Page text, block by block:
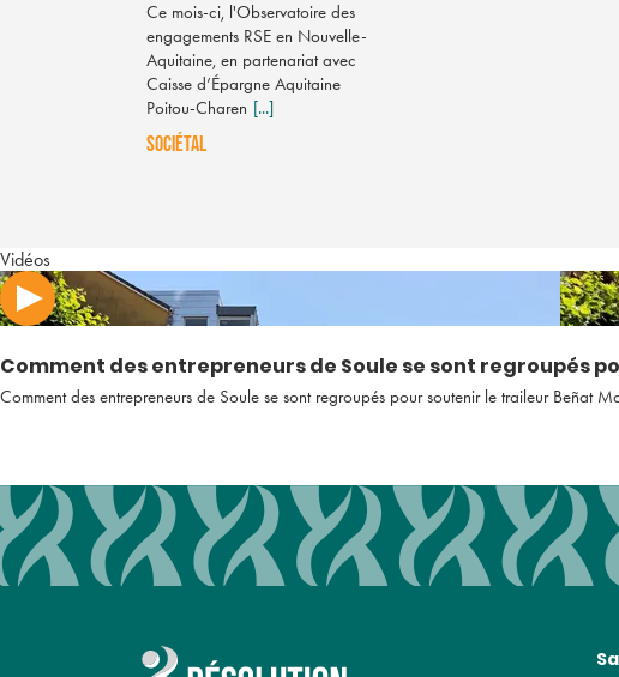
Ce mois-ci, l'Observatoire des
engagements RSE en Nouvelle-
Aquitaine, en partenariat avec
Caisse d’Épargne Aquitaine
Poitou-Charen [...]
SOCIÉTAL
Vidéos
Comment des entrepreneurs de Soule se sont regroupés
Comment des entrepreneurs de Soule se sont regroupés pour soutenir le traileur Beñat